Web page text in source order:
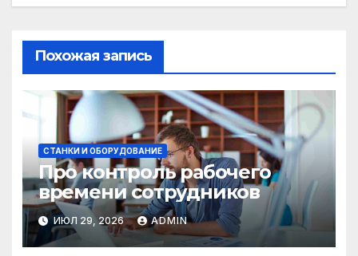
Похожая запись
СТАНКИ И ОБОРУДОВАНИЕ
Про контроль рабочего
времени сотрудников
ИЮЛ 29, 2026 ADMIN